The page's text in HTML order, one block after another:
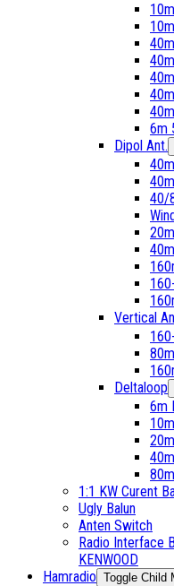
6m
Dipol Ant.
40/
Vertical
Deltaloop
6m
1:1 KW Curent
Ugly Balun
Anten Switch
Radio Interface
KENWOOD
Hamradio Toggle Child